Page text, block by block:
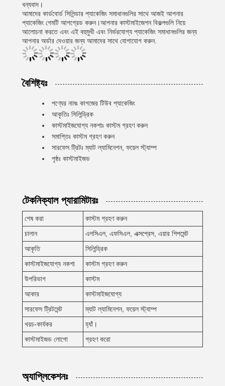
ধন্যবাদ।
আমাদের কার্ডবোর্ড সিলিন্ডার প্যাকেজিং সমাধানগুলির সাথে আজই আপনার
প্যাকেজিং গেমটি আপগ্রেড করুন।আপনার কাস্টমাইজেশন বিকল্পগুলি নিয়ে
আলোচনা করতে এবং এই বহুমুখী এবং নির্ভরযোগ্য প্যাকেজিং সমাধানগুলির জন্য
আপনার অর্ডার দেওয়ার জন্য আমাদের সাথে যোগাযোগ করুন.
বৈশিষ্ট্যঃ
পণ্যের নামঃ কাগজের টিউব প্যাকেজিং
আকৃতিঃ সিলিন্ড্রিক
কাস্টমাইজযোগ্য নকশাঃ কাস্টম গ্রহণ করুন
সমাপ্তিঃ কাস্টম গ্রহণ করুন
সারফেস ট্রিটঃ ম্যাট ল্যামিনেশন, ফয়েল স্ট্যাম্প
পৃষ্ঠঃ কাস্টমাইজড
টেকনিক্যাল প্যারামিটারঃ
শেষ করা
কাস্টম গ্রহণ করুন
চালান
এলসিএল, এফসিএল, এক্সপ্রেস, এয়ার শিপমেন্ট
আকৃতি
সিলিন্ড্রিক
কাস্টমাইজযোগ্য নকশা
কাস্টম গ্রহণ করুন
উপরিভাগ
কাস্টম
আকার
কাস্টমাইজযোগ্য
সারফেস ট্রিটমেন্ট
ম্যাট ল্যামিনেশন, ফয়েল স্ট্যাম্প
খরচ-কার্যকর
হ্যাঁ।
কাস্টমাইজড লোগো
গ্রহণ করো
অ্যাপ্লিকেশনঃ